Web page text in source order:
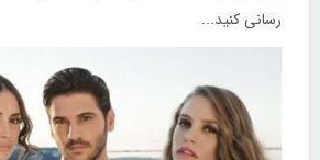
رسانی کنید...